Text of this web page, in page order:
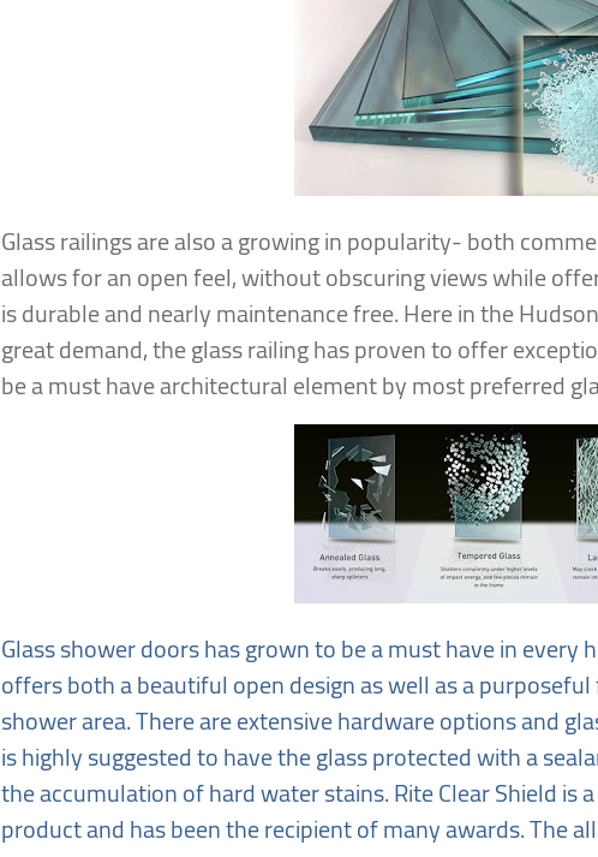
Glass railings are also a growing in popularity- both
allows for an open feel, without obscuring views while
is durable and nearly maintenance free. Here in the
great demand, the glass railing has proven to offer
be a must have architectural element by most preferred
Glass shower doors has grown to be a must have in every
offers both a beautiful open design as well as a
shower area. There are extensive hardware options and
is highly suggested to have the glass protected with a
the accumulation of hard water stains. Rite Clear Shield is
product and has been the recipient of many awards. The